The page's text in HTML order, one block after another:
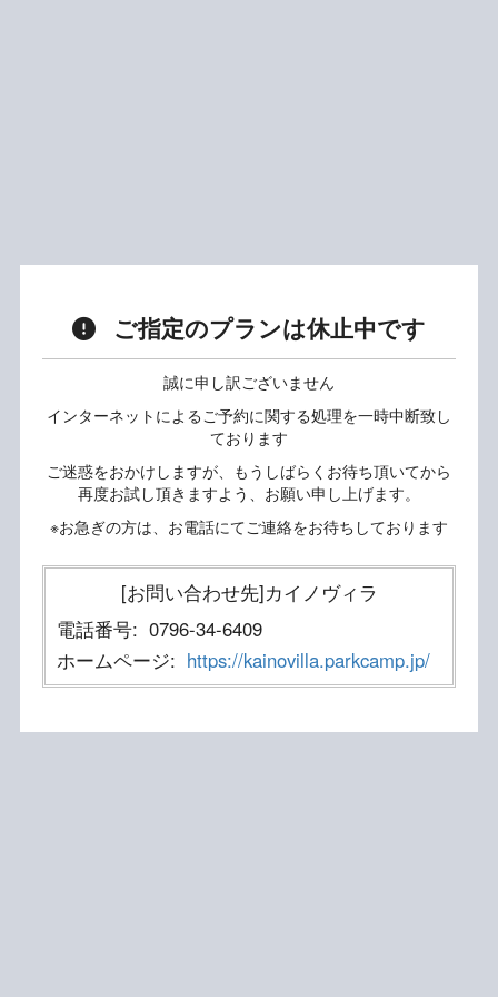
ご指定のプランは休止中です
誠に申し訳ございません
インターネットによるご予約に関する処理を一時中断致し
ております
ご迷惑をおかけしますが、もうしばらくお待ち頂いてから
再度お試し頂きますよう、お願い申し上げます。
※お急ぎの方は、お電話にてご連絡をお待ちしております
[お問い合わせ先]カイノヴィラ
電話番号: 0796-34-6409
ホームページ: https://kainovilla.parkcamp.jp/